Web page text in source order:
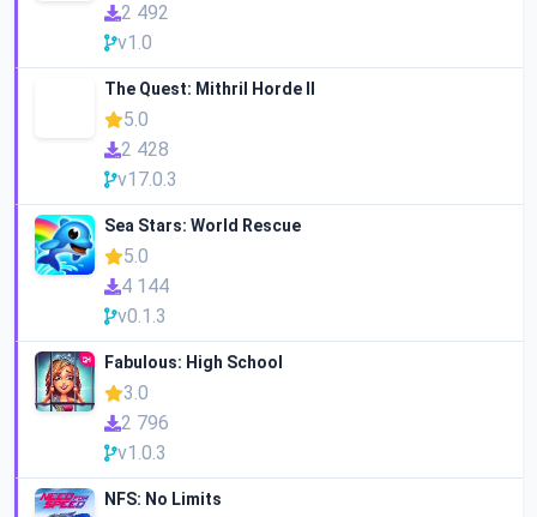
2 492
v1.0
The Quest: Mithril Horde II
5.0
2 428
v17.0.3
Sea Stars: World Rescue
5.0
4 144
v0.1.3
Fabulous: High School
3.0
2 796
v1.0.3
NFS: No Limits